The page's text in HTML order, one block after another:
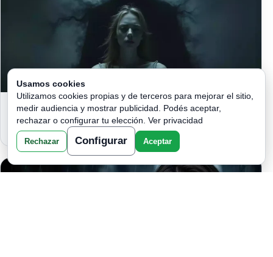
LOS SIGNOS DEL ZODIACO QUE TE
ABSORBEN TUS ENERGIAS!
Usamos cookies
Utilizamos cookies propias y de terceros para mejorar el sitio,
medir audiencia y mostrar publicidad. Podés aceptar,
rechazar o configurar tu elección. Ver privacidad
Rechazar Configurar Aceptar